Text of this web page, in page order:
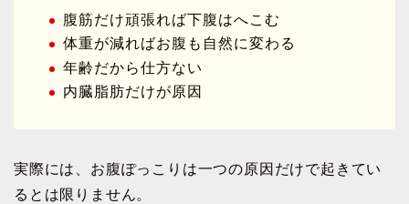
腹筋だけ頑張れば下腹はへこむ
体重が減ればお腹も自然に変わる
年齢だから仕方ない
内臓脂肪だけが原因
実際には、お腹ぽっこりは一つの原因だけで起きてい
るとは限りません。